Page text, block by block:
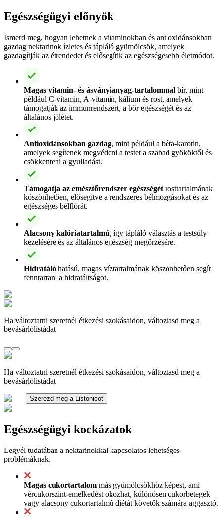
Egészségügyi előnyök
Ismerd meg, hogyan lehetnek a vitaminokban és antioxidánsokban
gazdag nektarinok ízletes és tápláló gyümölcsök, amelyek
gazdagítják az étrendedet és elősegítik az egészségesebb életmódot.
Magas vitamin- és ásványianyag-tartalommal bír, mint
például C-vitamin, A-vitamin, kálium és rost, amelyek
támogatják az immunrendszert, a bőr egészségét és az
általános jólétet.
Antioxidánsokban gazdag, mint például a béta-karotin,
amelyek segítenek megvédeni a testet a szabad gyököktől és
csökkenteni a gyulladást.
Támogatja az emésztőrendszer egészségét rosttartalmának
köszönhetően, elősegítve a rendszeres bélmozgásokat és az
egészséges bélflórát.
Alacsony kalóriatartalmú, így tápláló választás a testsúly
kezelésére és az általános egészség megőrzésére.
Hidratáló hatású, magas víztartalmának köszönhetően segít
fenntartani a hidratáltságot.
Ha változtatni szeretnél étkezési szokásaidon, változtasd meg a
bevásárlólistádat
Ha változtatni szeretnél étkezési szokásaidon, változtasd meg a
bevásárlólistádat
Szerezd meg a Listonicot
Egészségügyi kockázatok
Legyél tudatában a nektarinokkal kapcsolatos lehetséges
problémáknak.
Magas cukortartalom más gyümölcsökhöz képest, ami
vércukorszint-emelkedést okozhat, különösen cukorbetegek
vagy alacsony cukortartalmú diétát követők számára aggasztó.